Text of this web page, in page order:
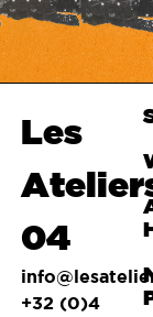
Les
04
+32 (0)4